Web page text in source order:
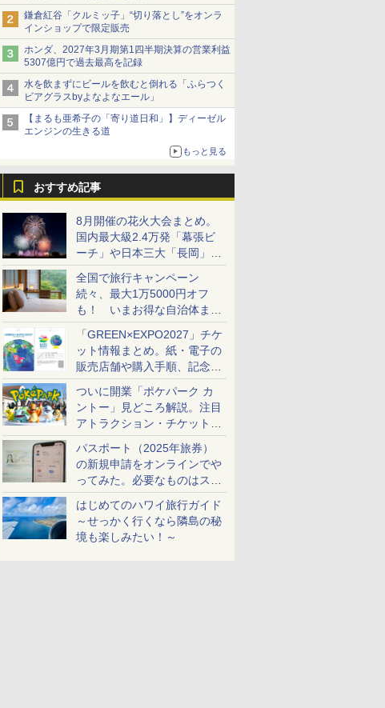
鎌倉紅谷「クルミッ子」“切り落とし”をオンラ
インショップで限定販売
ホンダ、2027年3月期第1四半期決算の営業利益
5307億円で過去最高を記録
水を飲まずにビールを飲むと倒れる「ふらつく
ビアグラスbyよなよなエール」
【まるも亜希子の「寄り道日和」】ディーゼル
エンジンの生きる道
もっと見る
おすすめ記事
8月開催の花火大会まとめ。
国内最大級2.4万発「幕張ビ
ーチ」や日本三大「長岡」な
ど大型イベント目白押し！
全国で旅行キャンペーン
続々、最大1万5000円オフ
も！ いまお得な自治体まと
め
「GREEN×EXPO2027」チケ
ット情報まとめ。紙・電子の
販売店舗や購入手順、記念チ
ケットも解説
ついに開業「ポケパーク カ
ントー」見どころ解説。注目
アトラクション・チケット手
配・来場前に必要な準備は？
パスポート（2025年旅券）
の新規申請をオンラインでや
ってみた。必要なものはスマ
ホとマイナカードのみ
はじめてのハワイ旅行ガイド
～せっかく行くなら隣島の秘
境も楽しみたい！～